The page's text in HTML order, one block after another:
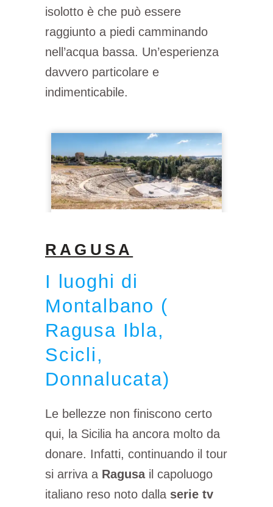
isolotto è che può essere
raggiunto a piedi camminando
nell’acqua bassa. Un’esperienza
davvero particolare e
indimenticabile.
RAGUSA
I luoghi di
Montalbano (
Ragusa Ibla,
Scicli,
Donnalucata)
Le bellezze non finiscono certo
qui, la Sicilia ha ancora molto da
donare. Infatti, continuando il tour
si arriva a Ragusail capoluogo
italiano reso noto dalla serie tv